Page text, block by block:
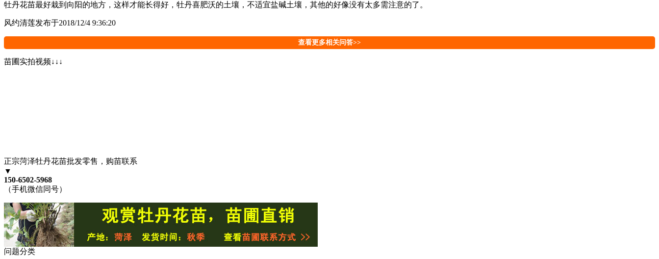
牡丹花苗最好栽到向阳的地方，这样才能长得好，牡丹喜肥沃的土壤，不适宜盐碱土壤，其他的好像没有太多需注意的了。
风约清莲发布于2018/12/4 9:36:20
查看更多相关问答>>
苗圃实拍视频↓↓↓
正宗菏泽牡丹花苗批发零售，购苗联系
▼
150-6502-5968
（手机微信同号）
问题分类